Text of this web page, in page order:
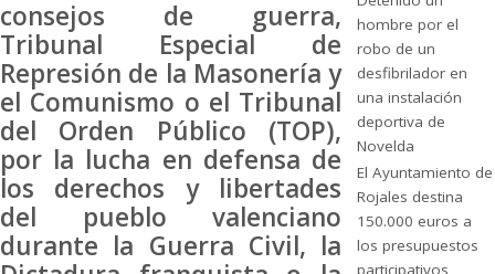
consejos de guerra,
Tribunal Especial de
Represión de la Masonería y
el Comunismo o el Tribunal
del Orden Público (TOP),
por la lucha en defensa de
los derechos y libertades
del pueblo valenciano
durante la Guerra Civil, la
hombre por el
robo de un
desfibrilador en
una instalación
deportiva de
Novelda
El Ayuntamiento de
Rojales destina
150.000 euros a
los presupuestos
participativos